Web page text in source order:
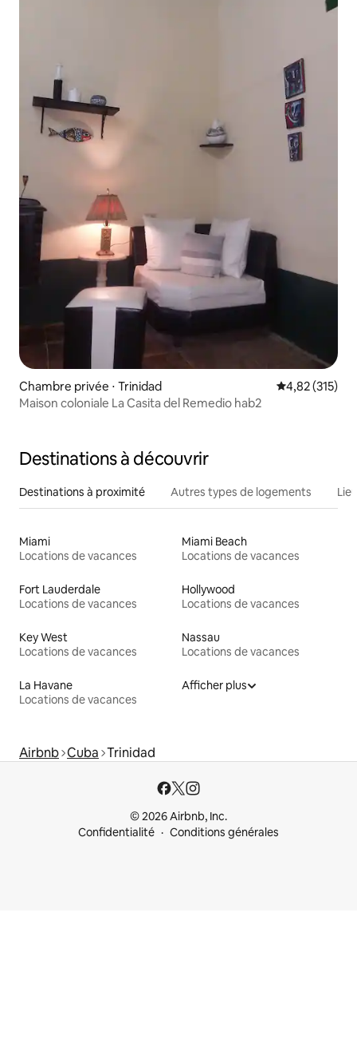
Chambre privée ⋅ Trinidad Évaluation
4,82 (315)
Maison coloniale La Casita del Remedio hab2
Destinations à découvrir
Destinations à proximité Autres types de logements
Miami
Locations de vacances
Miami Beach
Locations de vacances
Fort Lauderdale
Locations de vacances
Hollywood
Locations de vacances
Key West
Locations de vacances
Nassau
Locations de vacances
La Havane
Locations de vacances
Afficher plus
Airbnb Cuba Trinidad
© 2026 Airbnb, Inc.
Confidentialité
Conditions générales